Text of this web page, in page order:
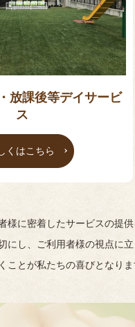
放課後等デイサービ
ス
くはこちら
に密着したサービスの提供
にし、
ご利用者様の視点に
ことが私たちの喜びとなりま